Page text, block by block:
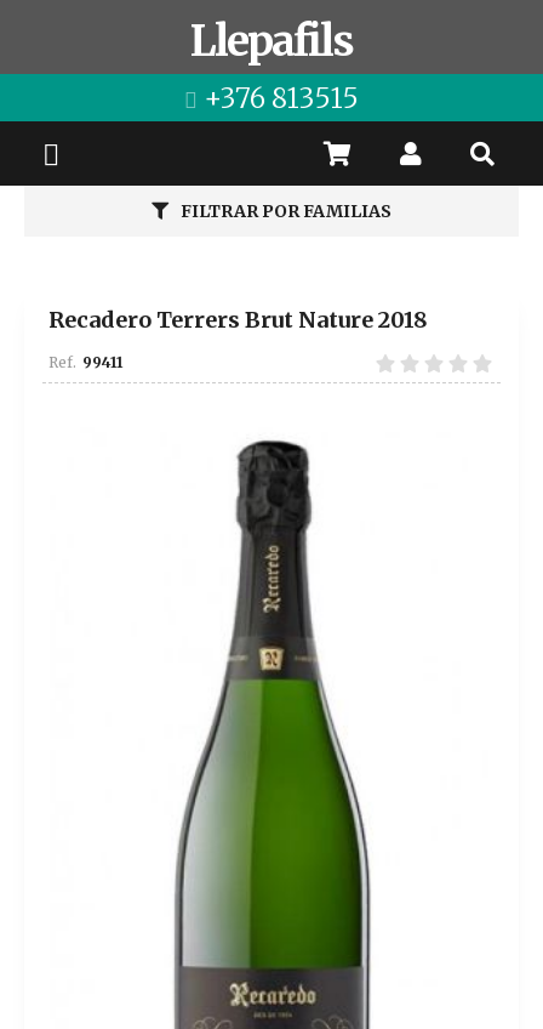
Llepafils
+376 813515
FILTRAR POR FAMILIAS
Recadero Terrers Brut Nature 2018
99411